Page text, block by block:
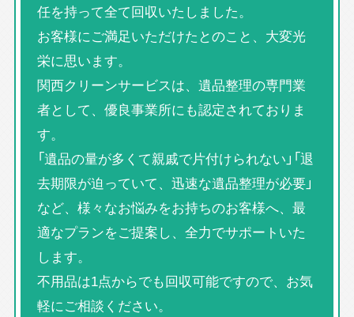
任を持って全て回収いたしました。
お客様にご満足いただけたとのこと、大変光
栄に思います。
関西クリーンサービスは、遺品整理の専門業
者として、優良事業所にも認定されておりま
す。
「遺品の量が多くて親戚で片付けられない」「退
去期限が迫っていて、迅速な遺品整理が必要」
など、様々なお悩みをお持ちのお客様へ、最
適なプランをご提案し、全力でサポートいた
します。
不用品は1点からでも回収可能ですので、お気
軽にご相談ください。